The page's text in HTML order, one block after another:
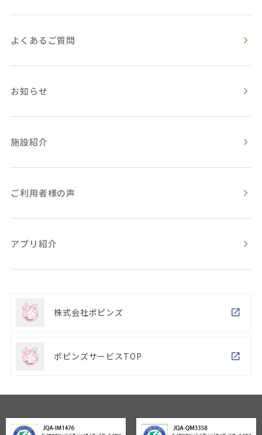
よくあるご質問
お知らせ
施設紹介
ご利用者様の声
アプリ紹介
株式会社ポピンズ
ポピンズサービスTOP